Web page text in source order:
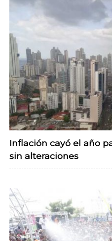
Inflación cayó el año
sin alteraciones